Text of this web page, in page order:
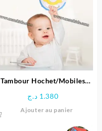
Tambour Hochet/Mobiles
1.380 د.ج
Ajouter au panier